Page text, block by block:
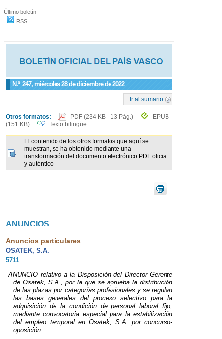
Último boletín
RSS
N.º 247, miércoles 28 de diciembre de 2022
Ir al sumario
Otros formatos: PDF (234 KB - 13 Pág.)
EPUB
(151 KB)
Texto bilingüe
El contenido de los otros formatos que aquí se
muestran, se ha obtenido mediante una
transformación del documento electrónico PDF oficial
y auténtico
ANUNCIOS
Anuncios particulares
OSATEK, S.A.
5711
ANUNCIO relativo a la Disposición del Director Gerente
de Osatek, S.A., por la que se aprueba la distribución
de las plazas por categorías profesionales y se regulan
las bases generales del proceso selectivo para la
adquisición de la condición de personal laboral fijo,
mediante convocatoria especial para la estabilización
del empleo temporal en Osatek, S.A. por concurso-
oposición.